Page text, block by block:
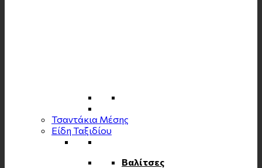
Τσαντάκια Μέσης
Είδη Ταξιδίου
Βαλίτσες